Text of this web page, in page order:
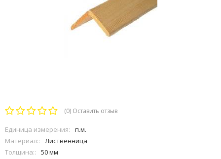
(0) Оставить отзыв
Единица измерения:
п.м.
Материал::
Лиственница
Толщина::
50 мм